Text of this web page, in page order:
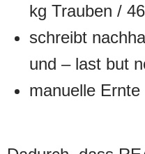
kg Trauben /
schreibt
und – last but
manuelle